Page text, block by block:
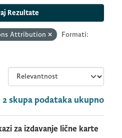
Rezultate
Attribution
Formati:
2 skupa podataka ukupno
za izdavanje lične karte